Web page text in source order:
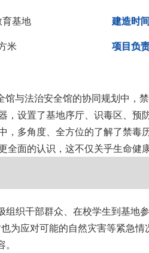
与法治安全馆的协同规划中，禁
，设置了基地序厅、识毒区、预
，多角度、全方位的了解了禁毒
全面的认识，这不仅关乎生命健
育基地 建造时间
米 项目负
干部群众、在校学生到基地
应对可能的自然灾害等紧急情